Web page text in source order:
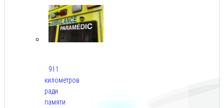
911
километров
ради
памяти